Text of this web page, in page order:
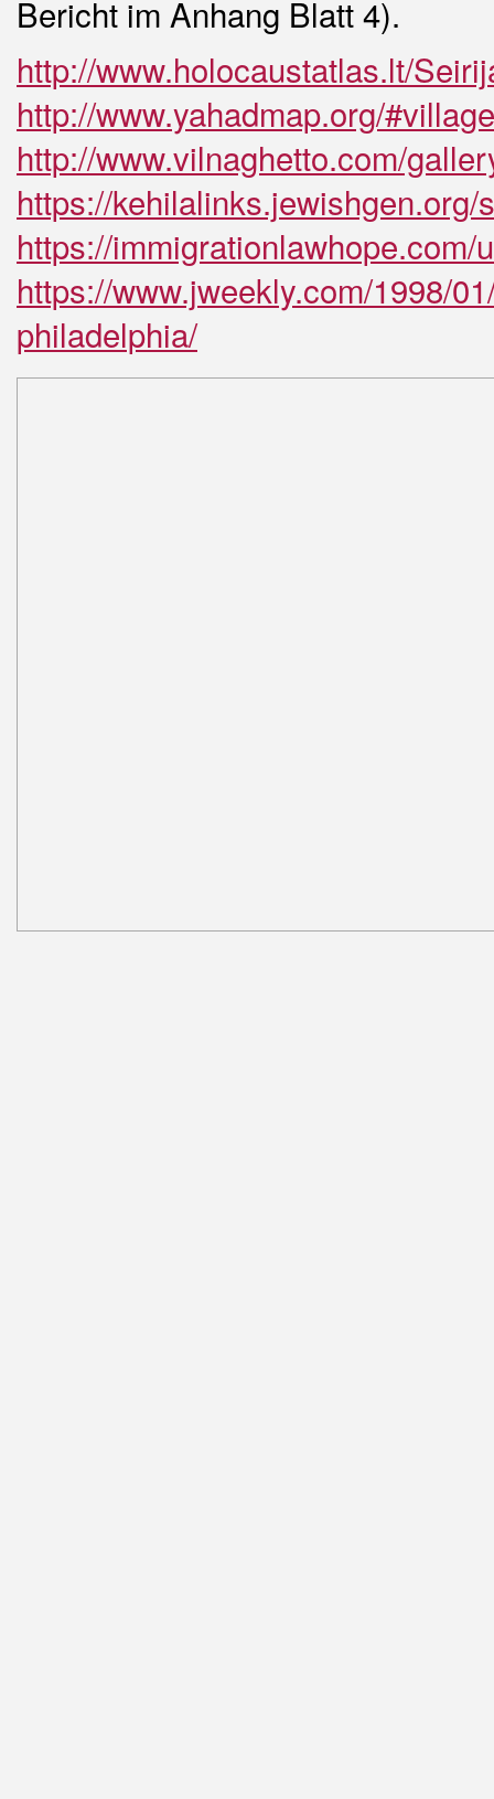
Bericht im Anhang Blatt 4).
http://www.holocaustatlas.lt/
http://www.yahadmap.org/
http://www.vilnaghetto.com/
https://kehilalinks.jewishgen.org/
https://immigrationlawhope.com/
https://www.jweekly.com/1998/
philadelphia/